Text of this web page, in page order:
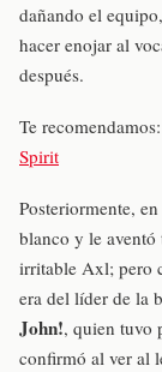
dañando el
hacer enojar al
después.
Te recomendamos:
Spirit
Posteriormente,
blanco y le aventó
irritable Axl; pero
era del líder de la
John!, quien tuvo
confirmó al ver al